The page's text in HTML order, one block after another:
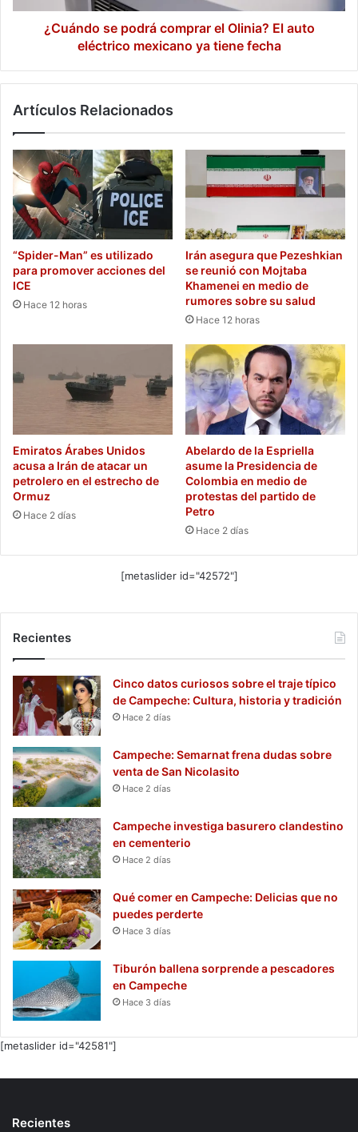
eléctrico
mexicano¿Cuándo se podrá comprar el Olinia? El auto
eléctrico mexicano ya tiene fecha
Artículos Relacionados
“Spider-Man” es utilizado
para promover acciones del
ICE
Hace 12 horas
Irán asegura que Pezeshkian
se reunió con Mojtaba
Khamenei en medio de
rumores sobre su salud
Hace 12 horas
Emiratos Árabes Unidos
acusa a Irán de atacar un
petrolero en el estrecho de
Ormuz
Hace 2 días
Abelardo de la Espriella
asume la Presidencia de
Colombia en medio de
protestas del partido de
Petro
Hace 2 días
[metaslider id="42572"]
Recientes
Cinco datos curiosos sobre el traje típico
de Campeche: Cultura, historia y tradición
Hace 2 días
Campeche: Semarnat frena dudas sobre
venta de San Nicolasito
Hace 2 días
Campeche investiga basurero clandestino
en cementerio
Hace 2 días
Qué comer en Campeche: Delicias que no
puedes perderte
Hace 3 días
Tiburón ballena sorprende a pescadores
en Campeche
Hace 3 días
[metaslider id="42581"]
Recientes